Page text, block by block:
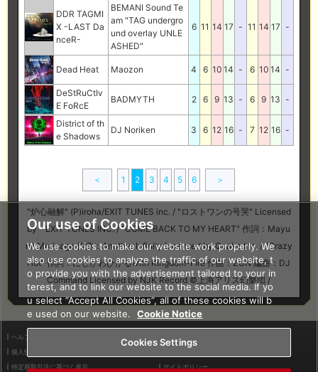
DDR TAGMI
X -LAST Da
nceR-
BEMANI Sound Te
am "TAG undergro
und overlay UNLE
ASHED"
6 11 14 17 - 11 14 17 -
Dead Heat Maozon 4 6 10 14 - 6 10 14 -
DeStRuCtIv
E FoRcE
BADMYTH 2 6 9 13 - 6 9 13 -
District of th
e Shadows
DJ Noriken 3 6 12 16 - 7 12 16 -
＜ 1 2 3 4 5 6 ＞
"炉心融解" (P)iroha/EXIT TUNES inc. / "ロストワンの号哭" Licensed
by EXIT TUNES INC. / "COME BACK TO MY HEART" 作詞：Mayu
mi Morinaga 作曲：Another Infinity Licensed by Quake Inc. / "Crazy
Hot" 作詞：にじかわひかるwith Kingdom-Fire 作曲：ZUN 編曲：DJ
Command Licensed by NJK Record ©上海アリス幻樂団 /
ヘルプ
利用規約
個人情報等保護方針
特定商取引法に基づく表示
サイトポリシー
Our use of Cookies
We use cookies to make our website work properly. We
also use cookies to analyze the traffic of our website, t
o provide you with the advertisement tailored to your in
terest, and to link our website to the social media. If yo
u select “Accept All Cookies”, all of these cookies will b
e used on our website.
Cookie Notice
Cookies Settings